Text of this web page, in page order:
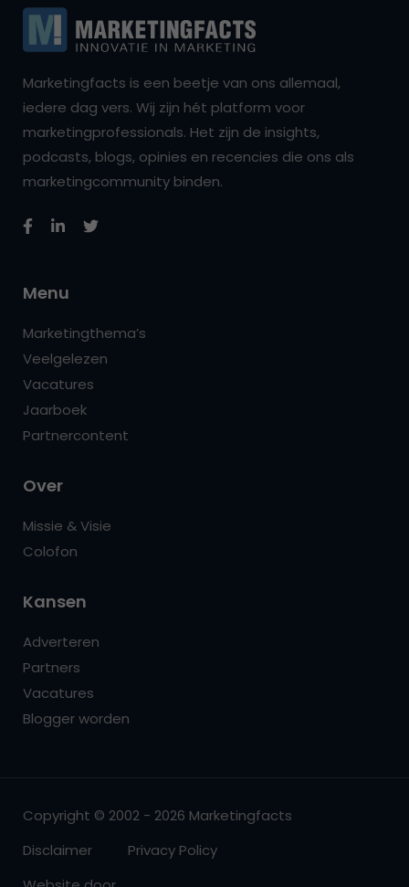
Marketingfacts is een beetje van ons allemaal,
iedere dag vers. Wij zijn hét platform voor
marketingprofessionals. Het zijn de insights,
podcasts, blogs, opinies en recencies die ons als
marketingcommunity binden.
Menu
Marketingthema’s
Veelgelezen
Vacatures
Jaarboek
Partnercontent
Over
Missie & Visie
Colofon
Kansen
Adverteren
Partners
Vacatures
Blogger worden
Copyright © 2002 - 2026 Marketingfacts
Disclaimer
Privacy Policy